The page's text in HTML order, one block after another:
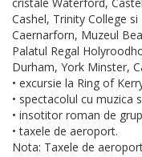
Cashel, Trinity College
Caernarforn, Muzeul
Palatul Regal
Durham, York Minster,
• excursie la Ring of
• spectacolul cu muzica
• insotitor roman de
• taxele de aeroport.
Nota: Taxele de